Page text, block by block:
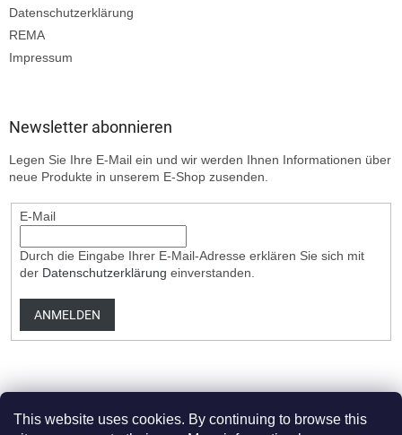
This website uses cookies. By continuing to browse this
Datenschutzerklärung
REMA
Impressum
Newsletter abonnieren
Legen Sie Ihre E-Mail ein und wir werden Ihnen Informationen über
neue Produkte in unserem E-Shop zusenden.
E-Mail
Durch die Eingabe Ihrer E-Mail-Adresse erklären Sie sich mit
der Datenschutzerklärung einverstanden.
ANMELDEN